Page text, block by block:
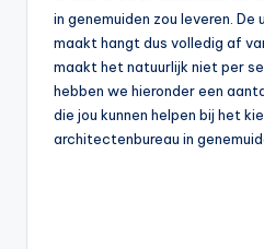
in genemuiden zou leveren. De
maakt hangt dus volledig af
maakt het natuurlijk niet per
hebben we hieronder een
die jou kunnen helpen bij het
architectenbureau in